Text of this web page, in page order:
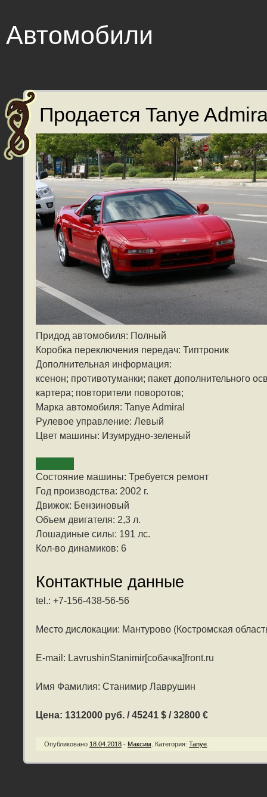
Автомобили
Продается Tanye
Придод автомобиля: Полный
Коробка переключения передач: Типтроник
Дополнительная информация:
ксенон; противотуманки; пакет дополнительного
картера; повторители поворотов;
Марка автомобиля: Tanye Admiral
Рулевое управление: Левый
Цвет машины: Изумрудно-зеленый
Состояние машины: Требуется ремонт
Год производства: 2002 г.
Движок: Бензиновый
Объем двигателя: 2,3 л.
Лошадиные силы: 191 лс.
Кол-во динамиков: 6
Контактные данные
tel.: +7-156-438-56-56
Место дислокации: Мантурово (Костромская
E-mail: LavrushinStanimir[собачка]front.ru
Имя Фамилия: Станимир Лаврушин
Цена: 1312000 руб. / 45241 $ / 32800 €
Опубликовано 18.04.2018 - Максим Категория: Tanye